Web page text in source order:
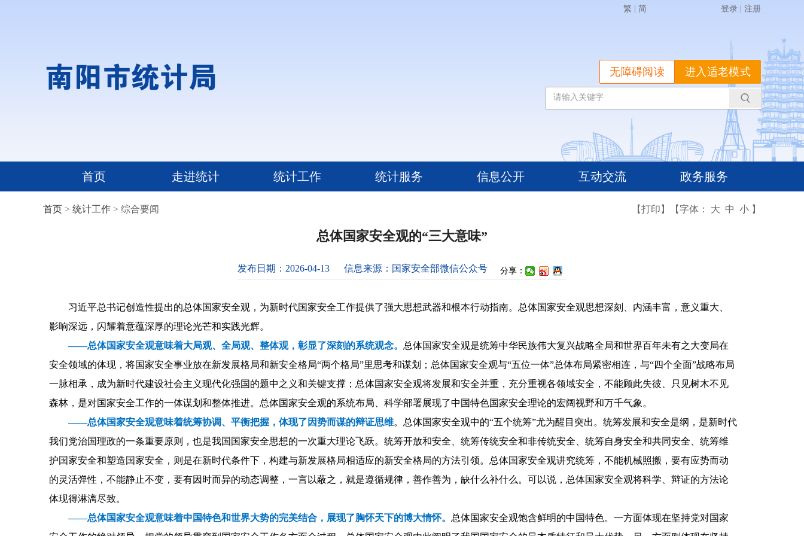
繁 简 登录 注册
进入适老模式
无障碍阅读
首页 走进统计 统计工作 统计服务 信息公开 互动交流 政务服务
首页 > 统计工作 > 综合要闻 【打印】 【字体： 大 中 小 】
总体国家安全观的“三大意味”
发布日期：2026-04-13 信息来源：国家安全部微信公众号 分享：
习近平总书记创造性提出的总体国家安全观，为新时代国家安全工作提供了强大思想武器和根本行动指南。总体国家安全观思想深刻、内涵丰富，意义重大、
影响深远，闪耀着意蕴深厚的理论光芒和实践光辉。
——总体国家安全观意味着大局观、全局观、整体观，彰显了深刻的系统观念。 总体国家安全观是统筹中华民族伟大复兴战略全局和世界百年未有之大变局在
安全领域的体现，将国家安全事业放在新发展格局和新安全格局“两个格局”里思考和谋划；总体国家安全观与“五位一体”总体布局紧密相连，与“四个全面”战略布局
一脉相承，成为新时代建设社会主义现代化强国的题中之义和关键支撑；总体国家安全观将发展和安全并重，充分重视各领域安全，不能顾此失彼、只见树木不见
森林，是对国家安全工作的一体谋划和整体推进。总体国家安全观的系统布局、科学部署展现了中国特色国家安全理论的宏阔视野和万千气象。
——总体国家安全观意味着统筹协调、平衡把握，体现了因势而谋的辩证思维。总体国家安全观中的“五个统筹”尤为醒目突出。统筹发展和安全是纲，是新时代
我们党治国理政的一条重要原则，也是我国国家安全思想的一次重大理论飞跃。统筹开放和安全、统筹传统安全和非传统安全、统筹自身安全和共同安全、统筹维
护国家安全和塑造国家安全，则是在新时代条件下，构建与新发展格局相适应的新安全格局的方法引领。总体国家安全观讲究统筹，不能机械照搬，要有应势而动
的灵活弹性，不能静止不变，要有因时而异的动态调整，一言以蔽之，就是遵循规律，善作善为，缺什么补什么。可以说，总体国家安全观将科学、辩证的方法论
体现得淋漓尽致。
——总体国家安全观意味着中国特色和世界大势的完美结合，展现了胸怀天下的博大情怀。 总体国家安全观饱含鲜明的中国特色。一方面体现在坚持党对国家